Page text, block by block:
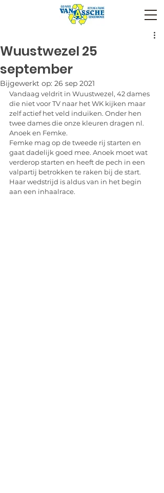
Wuustwezel 25
september
Bijgewerkt op: 26 sep 2021
Vandaag veldrit in Wuustwezel, 42 dames
die niet voor TV naar het WK kijken maar
zelf actief het veld induiken. Onder hen
twee dames die onze kleuren dragen nl.
Anoek en Femke.
Femke mag op de tweede rij starten en
gaat dadelijk goed mee. Anoek moet wat
verderop starten en heeft de pech in een
valpartij betrokken te raken bij de start.
Haar wedstrijd is aldus van in het begin
aan een inhaalrace.